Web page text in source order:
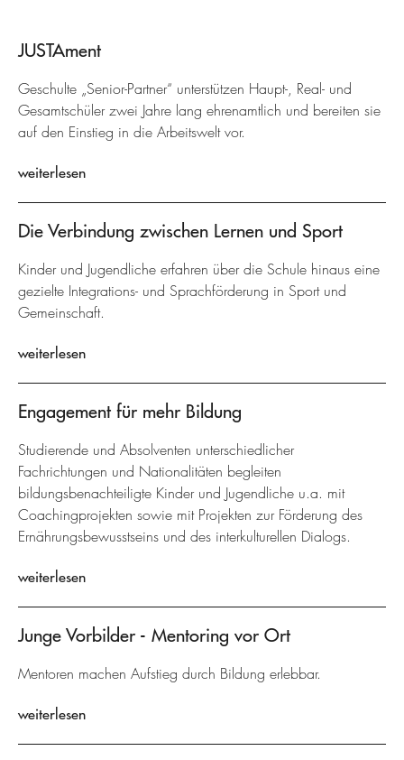
JUSTAment
Geschulte „Senior-Partner“ unterstützen Haupt-, Real- und
Gesamtschüler zwei Jahre lang ehrenamtlich und bereiten sie
auf den Einstieg in die Arbeitswelt vor.
weiterlesen
Die Verbindung zwischen Lernen und Sport
Kinder und Jugendliche erfahren über die Schule hinaus eine
gezielte Integrations- und Sprachförderung in Sport und
Gemeinschaft.
weiterlesen
Engagement für mehr Bildung
Studierende und Absolventen unterschiedlicher
Fachrichtungen und Nationalitäten begleiten
bildungsbenachteiligte Kinder und Jugendliche u.a. mit
Coachingprojekten sowie mit Projekten zur Förderung des
Ernährungsbewusstseins und des interkulturellen Dialogs.
weiterlesen
Junge Vorbilder - Mentoring vor Ort
Mentoren machen Aufstieg durch Bildung erlebbar.
weiterlesen